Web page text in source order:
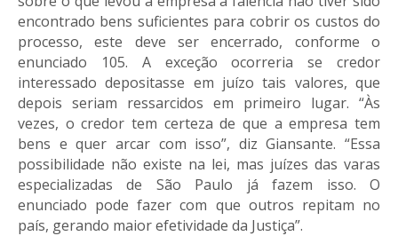
encontrado bens suficientes para cobrir os custos do
processo, este deve ser encerrado, conforme o
enunciado 105. A exceção ocorreria se credor
interessado depositasse em juízo tais valores, que
depois seriam ressarcidos em primeiro lugar. “Às
vezes, o credor tem certeza de que a empresa tem
bens e quer arcar com isso”, diz Giansante. “Essa
possibilidade não existe na lei, mas juízes das varas
especializadas de São Paulo já fazem isso. O
enunciado pode fazer com que outros repitam no
país, gerando maior efetividade da Justiça”.